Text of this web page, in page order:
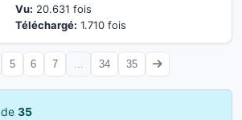
Vu: 20.631 fois
Téléchargé: 1.710 fois
5 6 7 34 35
de 35